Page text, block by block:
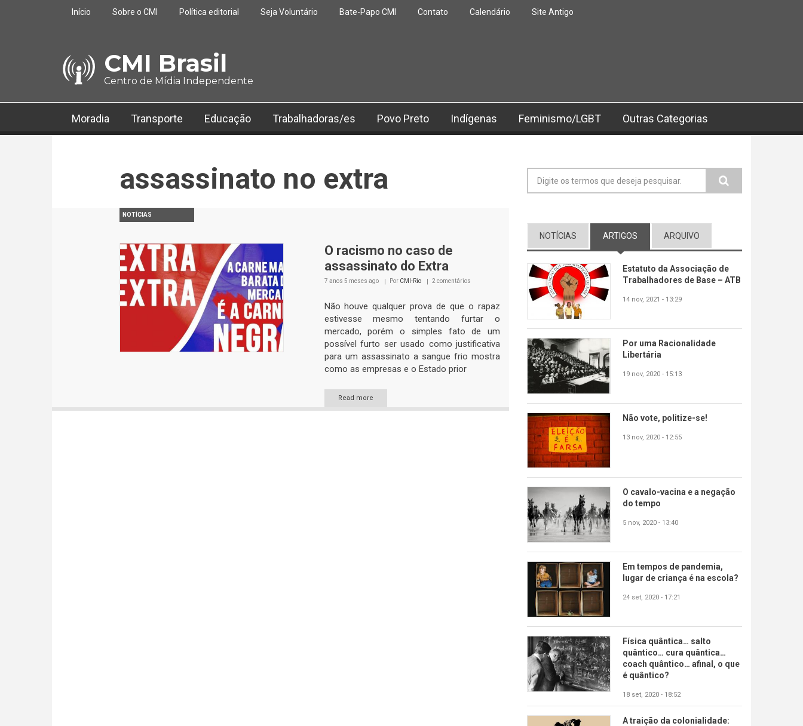
Pular para o conteúdo principal
Início Sobre o CMI Política editorial Seja Voluntário Bate-Papo CMI Contato Calendário Site Antigo
CMI Brasil
Centro de Mídia Independente
Moradia Transporte Educação Trabalhadoras/es Povo Preto Indígenas Feminismo/LGBT Outras Categorias
assassinato no extra
NOTÍCIAS
O racismo no caso de
assassinato do Extra
7 anos 5 meses ago Por CMI-Rio 2 comentários
Não houve qualquer prova de que o rapaz
estivesse mesmo tentando furtar o
mercado, porém o simples fato de um
possível furto ser usado como justificativa
para um assassinato a sangue frio mostra
como as empresas e o Estado prior
Read more
Formulário de busca
NOTÍCIAS ARTIGOS (ABA ATIVA)
ARQUIVO
Estatuto da Associação de
Trabalhadores de Base – ATB
14 nov, 2021 - 13:29
Por uma Racionalidade
Libertária
19 nov, 2020 - 15:13
Não vote, politize-se!
13 nov, 2020 - 12:55
O cavalo-vacina e a negação
do tempo
5 nov, 2020 - 13:40
Em tempos de pandemia,
lugar de criança é na escola?
24 set, 2020 - 17:21
Física quântica… salto
quântico… cura quântica…
coach quântico… afinal, o que
é quântico?
18 set, 2020 - 18:52
A traição da colonialidade: